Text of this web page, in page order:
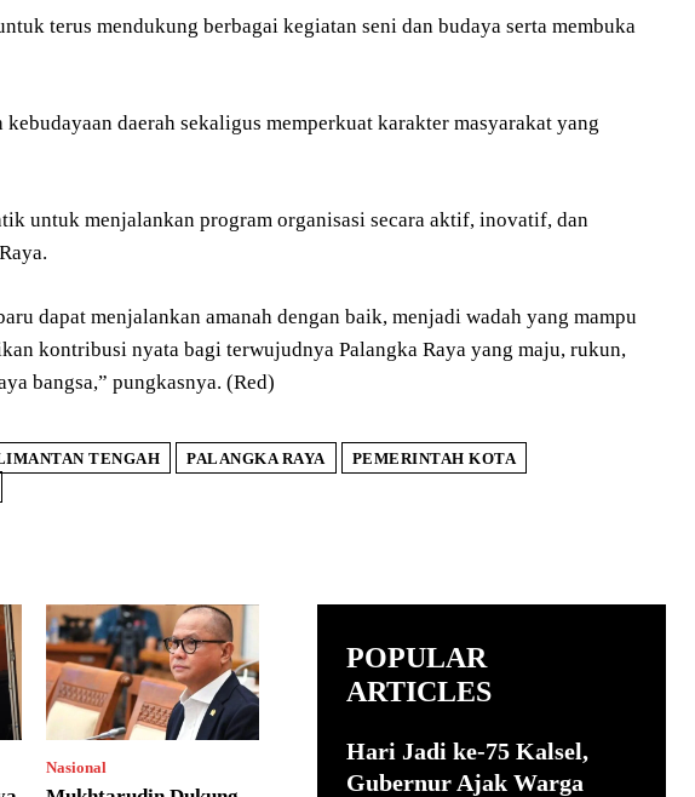
terus mendukung berbagai kegiatan seni dan budaya serta membuka
daerah sekaligus memperkuat karakter masyarakat yang
untuk menjalankan program organisasi secara aktif, inovatif, dan
dapat menjalankan amanah dengan baik, menjadi wadah yang mampu
kontribusi nyata bagi terwujudnya Palangka Raya yang maju, rukun,
bangsa,” pungkasnya. (Red)
TENGAH PALANGKA RAYA
PEMERINTAH KOTA
Nasional
POPULAR
ARTICLES
Hari Jadi ke-75 Kalsel,
Gubernur Ajak Warga